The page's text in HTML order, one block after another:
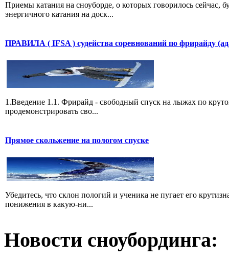
Приемы катания на сноуборде, о которых говорилось сейчас,
энергичного катания на доск...
ПРАВИЛА ( IFSA ) судейства соревнований по фрирайду
1.Введение 1.1. Фрирайд - свободный спуск на лыжах по
продемонстрировать сво...
Прямое скольжение на пологом спуске
Убедитесь, что склон пологий и ученика не пугает его
понижения в какую-ни...
Новости сноубординга: